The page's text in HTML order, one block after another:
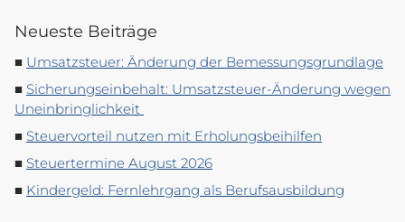
Neueste Beiträge
Umsatzsteuer: Änderung der Bemessungsgrundlage
Sicherungseinbehalt: Umsatzsteuer-Änderung wegen
Uneinbringlichkeit
Steuervorteil nutzen mit Erholungsbeihilfen
Steuertermine August 2026
Kindergeld: Fernlehrgang als Berufsausbildung